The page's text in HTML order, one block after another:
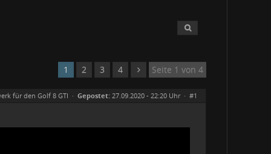
1 2 3 4 Seite 1 von 4
für den Golf 8 GTI · Gepostet: 27.09.2020 - 22:20 Uhr · #1